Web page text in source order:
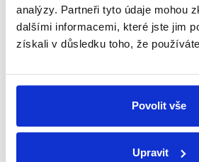
analýzy. Partneři tyto údaje mohou
dalšími informacemi, které jste jim
získali v důsledku toho, že
Povolit vše
Upravit
Podobné zprávy se šířily už
zpráv, které také tvrdily, že
doputovala do Mexika. Vroce 2023
z Ukrajiny americké protitankové
skutečnosti ale tato zpráva